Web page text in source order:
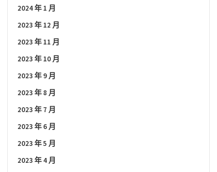
2024 年 1 月
2023 年 12 月
2023 年 11 月
2023 年 10 月
2023 年 9 月
2023 年 8 月
2023 年 7 月
2023 年 6 月
2023 年 5 月
2023 年 4 月